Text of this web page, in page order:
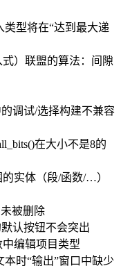
型将在“达到最大递
）联盟的算法：间隙
调试/选择构建不兼容
在大小不是8的
实体（段/函数/…）
被删除
认按钮不会突出
编辑项目类型
时“输出”窗口中缺少